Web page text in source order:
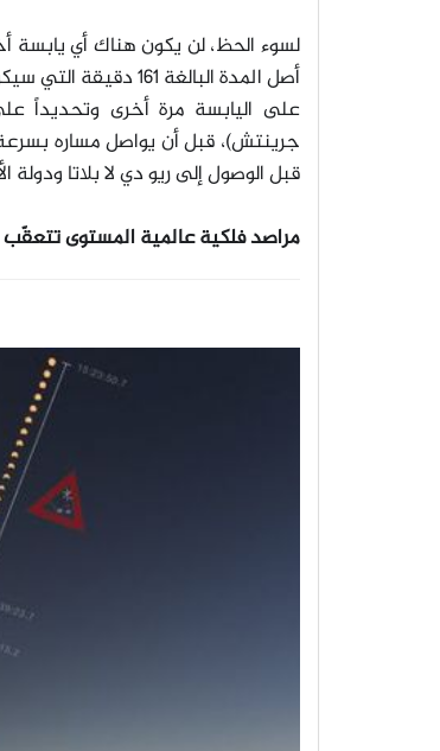
أصل المدة البالغة
جرينتش)، قبل أن يواصل مساره
قبل الوصول إلى ريو دي لا بلاتا
مراصد فلكية عالمية المستوى تتعقّب